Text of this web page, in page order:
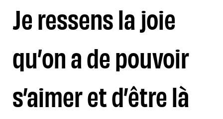
Je ressens la joie
qu’on a de pouvoir
s’aimer et d’être là